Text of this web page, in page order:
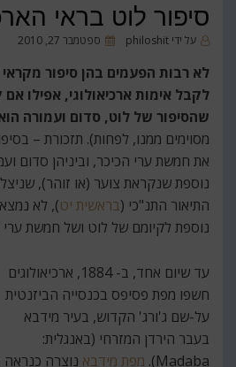
סיפור לוט בראי
על ידי philoshit
פורסםספטמבר 27, 2010
לא רבות הפעמים בהן סיפור
לקבל אימות ארכיאולוגי, אפילו
שהסיפור של לוט, סדום ועמורה
מסוימים ממנו, לפחות). תזכורת –
את חמשת ערי הכיכר, וביניהן סדום
נוספת שנקראת צוער (או זוהר),
התיאור התנ"כי (בראשית יט), לא
נוספת לקיומם של לוט ושל חמשת ערי
עד שיום אחד, ב- 1884, ארכיאולוגים
חשפו מפת פסיפס בכנסייה הביזנטית
על-שם ג'ורג' הקדוש, בעיר מידבא
בעבר הירדן המזרחי (באנגלית:
Madaba).
מפת מידבא נוצרה